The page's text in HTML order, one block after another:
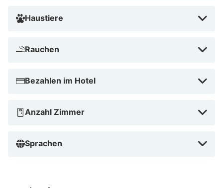
Haustiere
Rauchen
Bezahlen im Hotel
Anzahl Zimmer
Sprachen